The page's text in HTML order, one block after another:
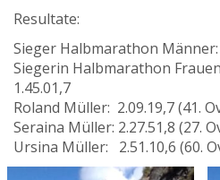
Resultate:
Sieger Halbmarathon Männer:
Siegerin Halbmarathon
1.45.01,7
Roland Müller: 2.09.19,7 (41.
Seraina Müller: 2.27.51,8 (27.
Ursina Müller: 2.51.10,6 (60.